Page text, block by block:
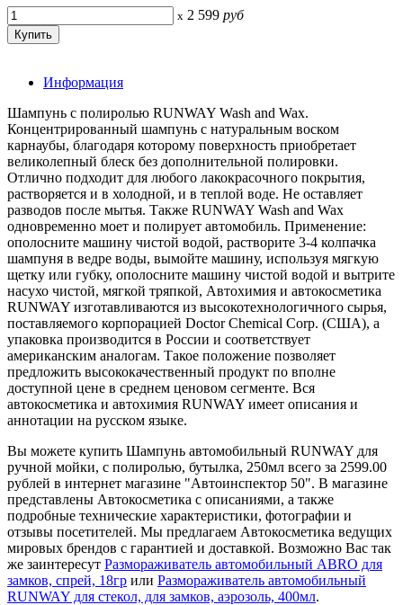
x 2 599 руб
Информация
Шампунь с полиролью RUNWAY Wash and Wax.
Концентрированный шампунь с натуральным воском
карнаубы, благодаря которому поверхность приобретает
великолепный блеск без дополнительной полировки.
Отлично подходит для любого лакокрасочного покрытия,
растворяется и в холодной, и в теплой воде. Не оставляет
разводов после мытья. Также RUNWAY Wash and Wax
одновременно моет и полирует автомобиль. Применение:
ополосните машину чистой водой, растворите 3-4 колпачка
шампуня в ведре воды, вымойте машину, используя мягкую
щетку или губку, ополосните машину чистой водой и вытрите
насухо чистой, мягкой тряпкой, Автохимия и автокосметика
RUNWAY изготавливаются из высокотехнологичного сырья,
поставляемого корпорацией Doctor Chemical Corp. (США), а
упаковка производится в России и соответствует
американским аналогам. Такое положение позволяет
предложить высококачественный продукт по вполне
доступной цене в среднем ценовом сегменте. Вся
автокосметика и автохимия RUNWAY имеет описания и
аннотации на русском языке.
Вы можете купить Шампунь автомобильный RUNWAY для
ручной мойки, с полиролью, бутылка, 250мл всего за 2599.00
рублей в интернет магазине "Автоинспектор 50". В магазине
представлены Автокосметика с описаниями, а также
подробные технические характеристики, фотографии и
отзывы посетителей. Мы предлагаем Автокосметика ведущих
мировых брендов с гарантией и доставкой. Возможно Вас так
же заинтересут Размораживатель автомобильный ABRO для
замков, спрей, 18гр или Размораживатель автомобильный
RUNWAY для стекол, для замков, аэрозоль, 400мл.